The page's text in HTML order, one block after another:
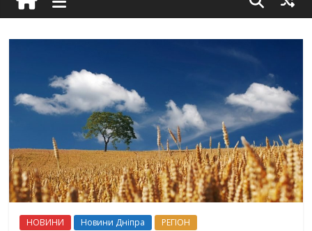
НОВИНИ Новини Дніпра РЕГІОН